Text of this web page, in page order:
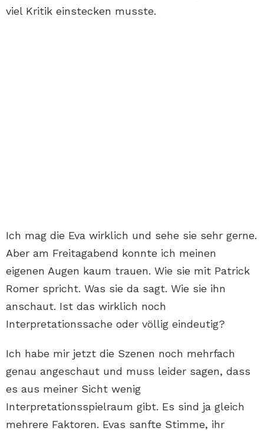
viel Kritik einstecken musste.
Ich mag die Eva wirklich und sehe sie sehr gerne.
Aber am Freitagabend konnte ich meinen
eigenen Augen kaum trauen. Wie sie mit Patrick
Romer spricht. Was sie da sagt. Wie sie ihn
anschaut. Ist das wirklich noch
Interpretationssache oder völlig eindeutig?
Ich habe mir jetzt die Szenen noch mehrfach
genau angeschaut und muss leider sagen, dass
es aus meiner Sicht wenig
Interpretationsspielraum gibt. Es sind ja gleich
mehrere Faktoren. Evas sanfte Stimme, ihr